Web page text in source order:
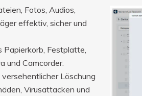
Fotos, Audios,
effektiv, sicher und
Festplatte,
und Camcorder.
Löschung
Virusattacken und